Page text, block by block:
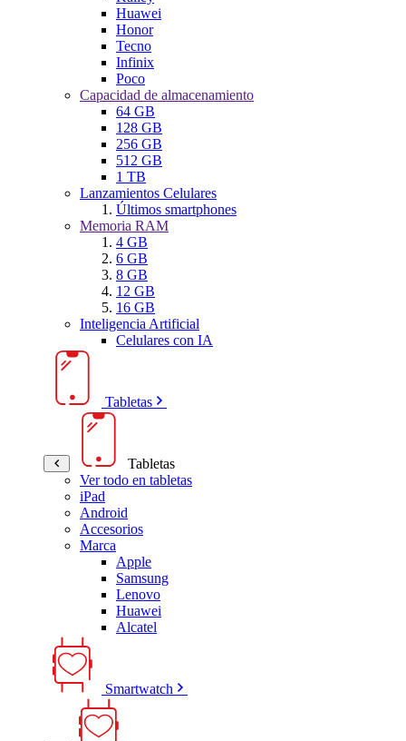
Huawei
Honor
Tecno
Infinix
Poco
Capacidad de almacenamiento
64 GB
128 GB
256 GB
512 GB
1 TB
Lanzamientos Celulares
Últimos smartphones
Memoria RAM
4 GB
6 GB
8 GB
12 GB
16 GB
Inteligencia Artificial
Celulares con IA
Tabletas
Tabletas
Ver todo en tabletas
iPad
Android
Accesorios
Marca
Apple
Samsung
Lenovo
Huawei
Alcatel
Smartwatch